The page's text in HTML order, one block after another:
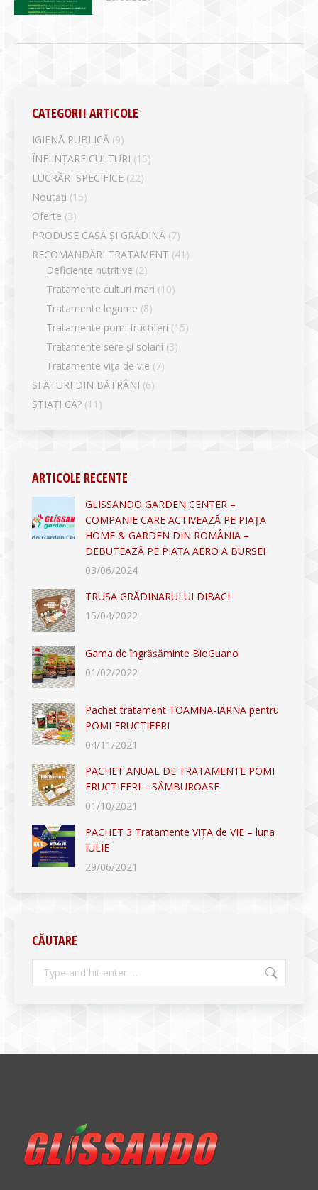
CATEGORII ARTICOLE
IGIENĂ PUBLICĂ (9)
ÎNFIINȚARE CULTURI (15)
LUCRĂRI SPECIFICE (22)
Noutăți (15)
Oferte (3)
PRODUSE CASĂ ȘI GRĂDINĂ (7)
RECOMANDĂRI TRATAMENT (41)
Deficiențe nutritive (2)
Tratamente culturi mari (10)
Tratamente legume (8)
Tratamente pomi fructiferi (15)
Tratamente sere și solarii (3)
Tratamente vița de vie (7)
SFATURI DIN BĂTRÂNI (6)
ȘTIAȚI CĂ? (11)
ARTICOLE RECENTE
GLISSANDO GARDEN CENTER –
COMPANIE CARE ACTIVEAZĂ PE PIAȚA
HOME & GARDEN DIN ROMÂNIA –
DEBUTEAZĂ PE PIAȚA AERO A BURSEI
03/06/2024
TRUSA GRĂDINARULUI DIBACI
15/04/2022
Gama de îngrășăminte BioGuano
01/02/2022
Pachet tratament TOAMNA-IARNA pentru
POMI FRUCTIFERI
04/11/2021
PACHET ANUAL DE TRATAMENTE POMI
FRUCTIFERI – SÂMBUROASE
01/10/2021
PACHET 3 Tratamente VIȚA de VIE – luna
IULIE
29/06/2021
CĂUTARE
Search: